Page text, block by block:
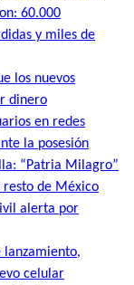
60.000
y miles de
los nuevos
dinero
en redes
la posesión
“Patria Milagro”
resto de México
alerta por
lanzamiento,
celular